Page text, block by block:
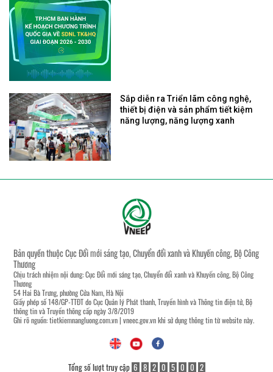
Sắp diễn ra Triển lãm công nghệ,
thiết bị điện và sản phẩm tiết kiệm
năng lượng, năng lượng xanh
Bản quyền thuộc Cục Đổi mới sáng tạo, Chuyển đổi xanh và Khuyến công, Bộ Công
Thương
Chịu trách nhiệm nội dung: Cục Đổi mới sáng tạo, Chuyển đổi xanh và Khuyến công, Bộ Công
Thương
54 Hai Bà Trưng, phường Cửa Nam, Hà Nội
Giấy phép số 148/GP-TTĐT do Cục Quản lý Phát thanh, Truyền hình và Thông tin điện tử, Bộ
thông tin và Truyền thông cấp ngày 3/8/2019
Ghi rõ nguồn:tietkiemnangluong.com.vn| vneec.gov.vnkhi sử dụng thông tin từ website này.
Tổng số lượt truy cập 6 8 2 0 5 0 0 2